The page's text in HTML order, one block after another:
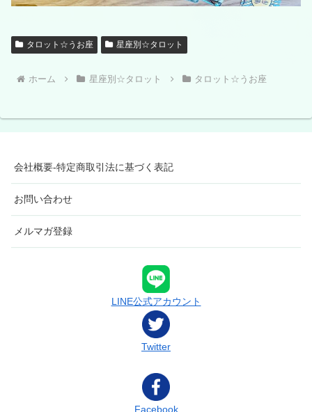
タロット☆うお座 星座別☆タロット
ホーム 星座別☆タロット タロット☆うお座
会社概要-特定商取引法に基づく表記
お問い合わせ
メルマガ登録
LINE公式アカウント
Twitter
Facebook